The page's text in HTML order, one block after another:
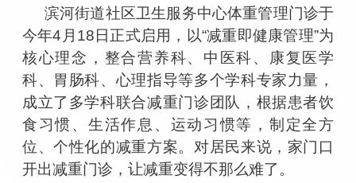
滨河街道社区卫生服务中心体重管理门诊于
今年4 月 18 日正式启用，以“减重即健康管理”为
核心理念，整合营养科、中医科、康复医学
科、胃肠科、心理指导等多个学科专家力量，
成立了多学科联合减重门诊团队，根据患者饮
食习惯、生活作息、运动习惯等，制定全方
位、个性化的减重方案。对居民来说，家门口
开出减重门诊，让减重变得不那么难了。